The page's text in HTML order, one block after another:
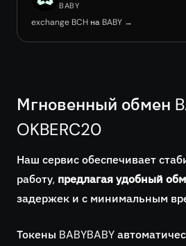
BABY
exchange BCH на BABY →
Мгновенный обмен
OKBERC20
Наш сервис обеспечивает
работу, предлагая удобный
задержек и с минимальным
Токены BABYBABY